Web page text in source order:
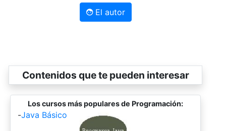
El autor
Contenidos que te pueden interesar
Los cursos más populares de Programación:
-Java Básico